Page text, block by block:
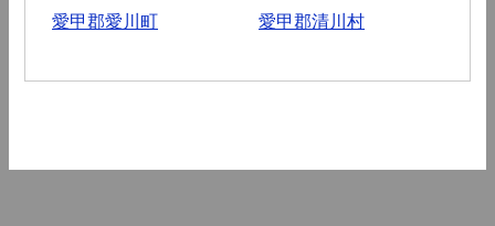
愛甲郡愛川町 愛甲郡清川村